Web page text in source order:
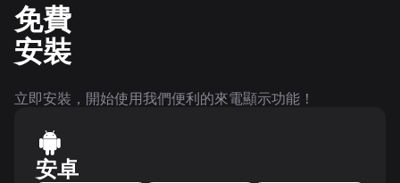
免費
安裝
立即安裝，開始使用我們便利的來電顯示功能！
安卓